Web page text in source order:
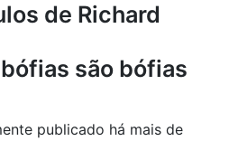
de Richard
são bófias
publicado há mais de